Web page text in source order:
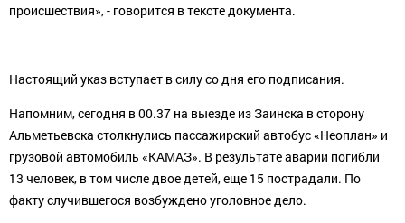
происшествия», - говорится в тексте документа.
Настоящий указ вступает в силу со дня его подписания.
Напомним, сегодня в 00.37 на выезде из Заинска в сторону
Альметьевска столкнулись пассажирский автобус «Неоплан» и
грузовой автомобиль «КАМАЗ». В результате аварии погибли
13 человек, в том числе двое детей, еще 15 пострадали. По
факту случившегося возбуждено уголовное дело.